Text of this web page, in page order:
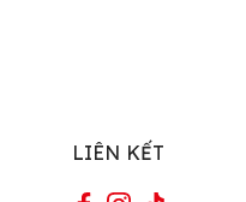
LIÊN KẾT